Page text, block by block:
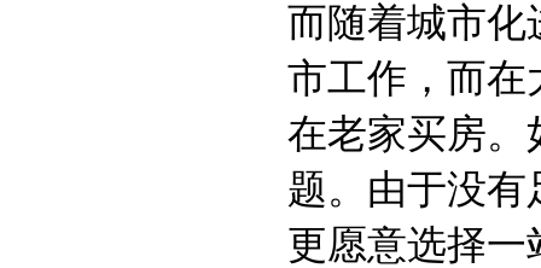
而随着城市化
市工作，而在
在老家买房。
题。由于没有
更愿意选择一